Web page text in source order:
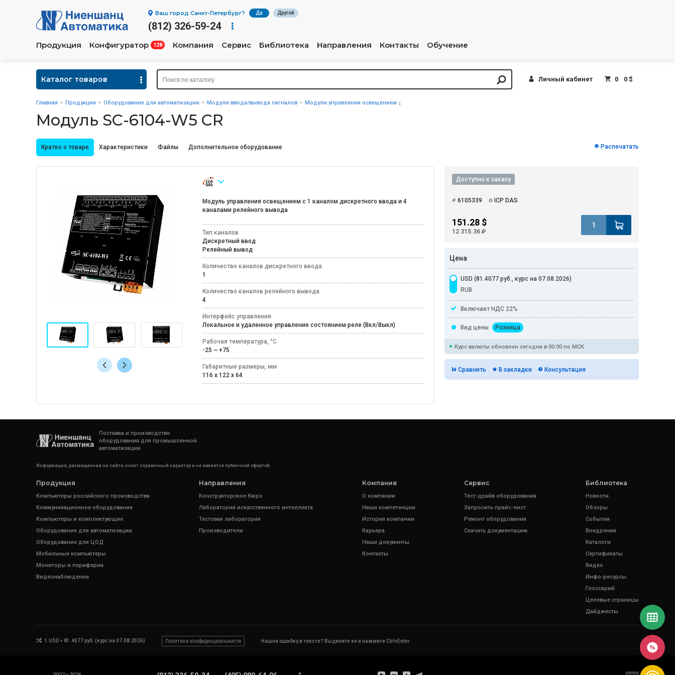
Ваш город Санкт-Петербург? Да Другой
(812) 326-59-24
Продукция Конфигуратор 128 Компания Сервис Библиотека Направления Контакты Обучение
Каталог товаров Личный кабинет 0 0 $
Главная Продукция Оборудование для автоматизации Модули ввода/вывода сигналов Модули управления освещением
Модуль SC-6104-W5 CR
Кратко о товаре Характеристики Файлы Дополнительное оборудование Распечатать
Доступно к заказу
6105339 ICP DAS
151.28 $
12 315.36 ₽
Цена
USD (81.4077 руб., курс на 07.08.2026)
RUB
Включает НДС 22%
Вид цены Розница
Курс валюты обновлен сегодня в 00:00 по МСК
Сравнить В закладки Консультация
Модуль управления освещением с 1 каналом дискретного ввода и 4
каналами релейного вывода
Тип каналов
Дискретный ввод
Релейный вывод
Количество каналов дискретного ввода
1
Количество каналов релейного вывода
4
Интерфейс управления
Локальное и удаленное управление состоянием реле (Вкл/Выкл)
Рабочая температура, °C
-25 ~ +75
Габаритные размеры, мм
116 x 122 x 64
Поставка и производство
оборудования для промышленной
автоматизации
Информация, размещенная на сайте, носит справочный характер и не является публичной офертой.
Продукция
Компьютеры российского производства
Коммуникационное оборудование
Компьютеры и комплектующие
Оборудование для автоматизации
Оборудование для ЦОД
Мобильные компьютеры
Мониторы и периферия
Видеонаблюдение
Направления
Конструкторское бюро
Лаборатория искусственного интеллекта
Тестовая лаборатория
Производители
Компания
О компании
Наши компетенции
История компании
Карьера
Наши документы
Контакты
Сервис
Тест-драйв оборудования
Запросить прайс-лист
Ремонт оборудования
Скачать документацию
Библиотека
Новости
Обзоры
События
Внедрения
Каталоги
Сертификаты
Видео
Инфо-ресурсы
Глоссарий
Целевые страницы
Дайджесты
1 USD = 81.4077 руб. (курс на 07.08.2026) Политика конфиденциальности Нашли ошибку в тексте? Выделите ее и нажмите Ctrl+Enter